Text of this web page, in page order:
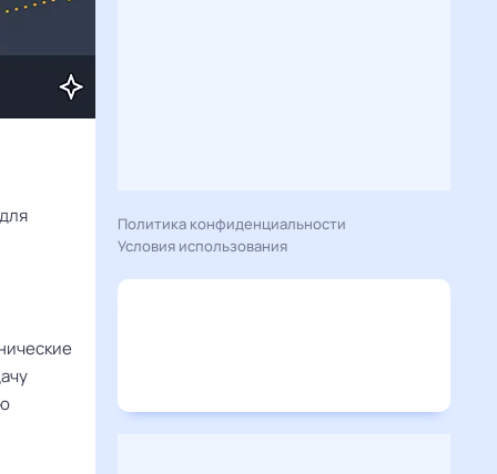
Политика конфиденциальности
Условия использования